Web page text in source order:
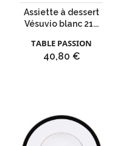
Assiette à dessert
Vésuvio blanc 21...
TABLE PASSION
Prix
40,80 €